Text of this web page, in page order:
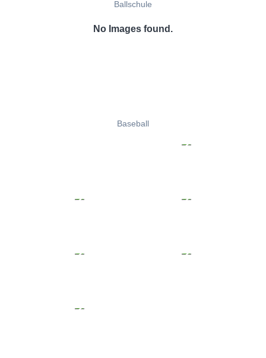
Ballschule
No Images found.
Baseball